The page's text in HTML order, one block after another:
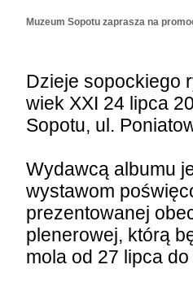
Muzeum Sopotu zaprasza na
Dzieje sopockiego
wiek XXI 24 lipca
Sopotu, ul.
Wydawcą albumu
wystawom
prezentowanej
plenerowej, którą
mola od 27 lipca